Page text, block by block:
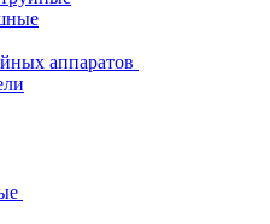
аппаратов